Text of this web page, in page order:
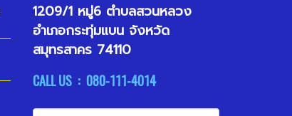
1209/1 หมู่6 ตำบลสวนหลวง
อำเภอกระทุ่มแบน จังหวัด
สมุทรสาคร 74110
CALL US : 080-111-4014